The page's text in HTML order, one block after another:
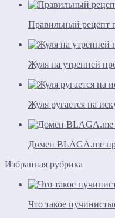
Правильный рецепт
Жуля на утренней
Жуля ругается на
Домен BLAGA.me
Избранная рубрика
Что такое